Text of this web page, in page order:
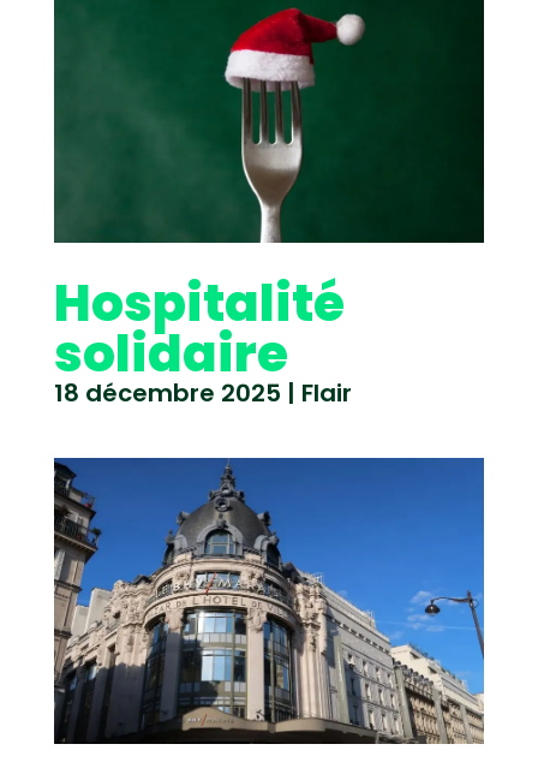
Hospitalité
solidaire
18 décembre 2025 | Flair